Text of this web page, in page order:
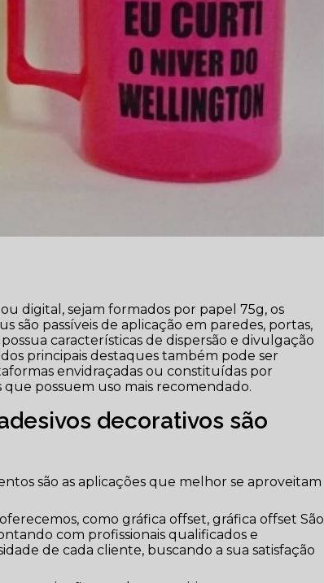
digital, sejam formados por papel 75g, os
são passíveis de aplicação em paredes, portas,
características de dispersão e divulgação
principais destaques também pode ser
envidraçadas ou constituídas por
que possuem uso mais recomendado.
decorativos são
são as aplicações que melhor se aproveitam
como gráfica offset, gráfica offset São
com profissionais qualificados e
de cada cliente, buscando a sua satisfação